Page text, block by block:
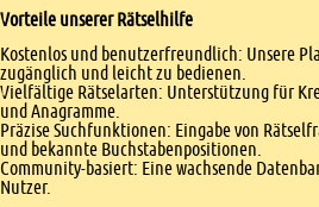
Vorteile unserer Rätselhilfe
Kostenlos und benutzerfreundlich: Unsere
zugänglich und leicht zu bedienen.
Vielfältige Rätselarten: Unterstützung für
und Anagramme.
Präzise Suchfunktionen: Eingabe von
und bekannte Buchstabenpositionen.
Community-basiert: Eine wachsende
Nutzer.